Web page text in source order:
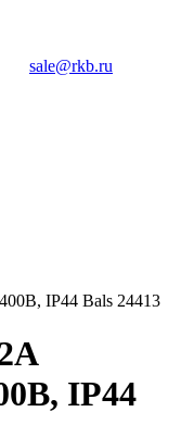
sale@rkb.ru
IP44 Bals 24413
IP44